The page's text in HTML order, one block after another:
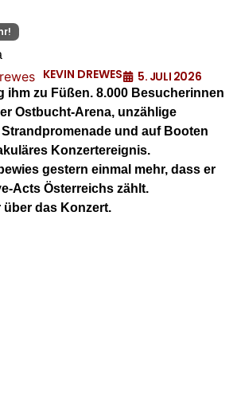
KEVIN DREWES 5. JULI 2026
ihm zu Füßen. 8.000 Besucherinnen
Ostbucht-Arena, unzählige
und auf Booten
Konzertereignis.
gestern einmal mehr, dass er
Acts Österreichs zählt.
über das Konzert.